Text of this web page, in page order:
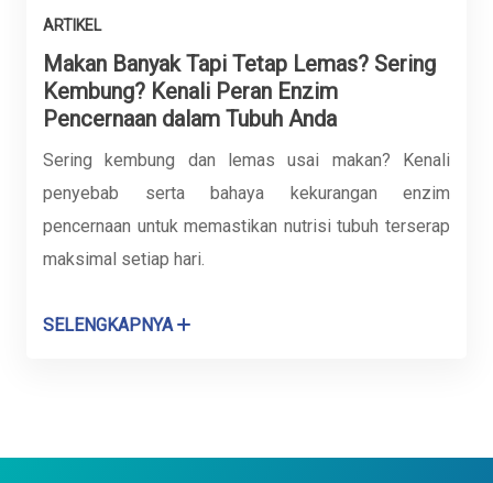
ARTIKEL
Makan Banyak Tapi Tetap Lemas? Sering
Kembung? Kenali Peran Enzim
Pencernaan dalam Tubuh Anda
Sering kembung dan lemas usai makan? Kenali
penyebab serta bahaya kekurangan enzim
pencernaan untuk memastikan nutrisi tubuh terserap
maksimal setiap hari.
SELENGKAPNYA